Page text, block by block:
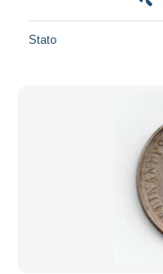
Stato